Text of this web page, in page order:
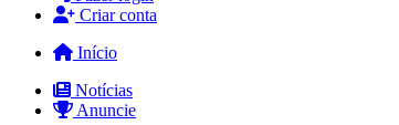
Criar conta
Início
Notícias
Anuncie